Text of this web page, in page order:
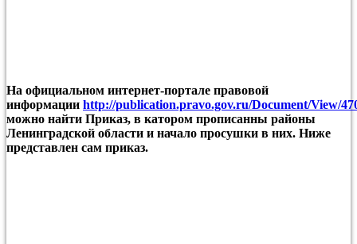
На официальном интернет-портале правовой
информации http://publication.pravo.gov.ru/Document/View/
можно найти Приказ, в катором прописанны районы
Ленинградской области и начало просушки в них. Ниже
представлен сам приказ.